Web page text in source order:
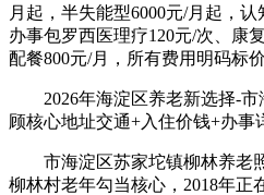
月起，半失能型6000元/月起，
办事包罗西医理疗120元/次、康
配餐800元/月，所有费用明码标
2026年海淀区养老新选择-市
顾核心地址交通+入住价钱+办事
市海淀区苏家坨镇柳林养老照
柳林村老年勾当核心，2018年正